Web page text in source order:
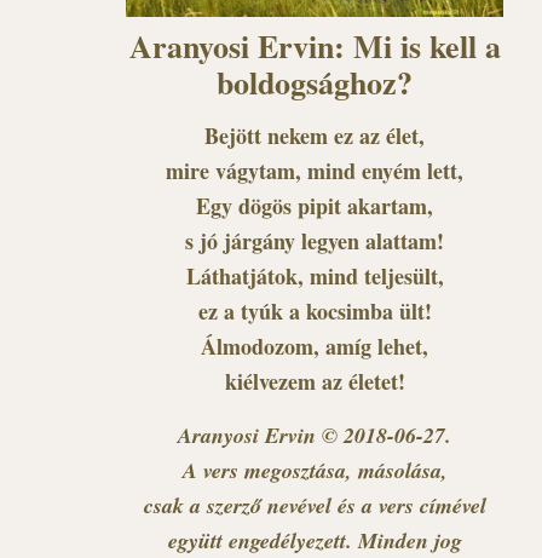
Aranyosi Ervin: Mi is kell a
boldogsághoz?
Bejött nekem ez az élet,
mire vágytam, mind enyém lett,
Egy dögös pipit akartam,
s jó járgány legyen alattam!
Láthatjátok, mind teljesült,
ez a tyúk a kocsimba ült!
Álmodozom, amíg lehet,
kiélvezem az életet!
Aranyosi Ervin © 2018-06-27.
A vers megosztása, másolása,
csak a szerző nevével és a vers címével
együtt engedélyezett. Minden jog